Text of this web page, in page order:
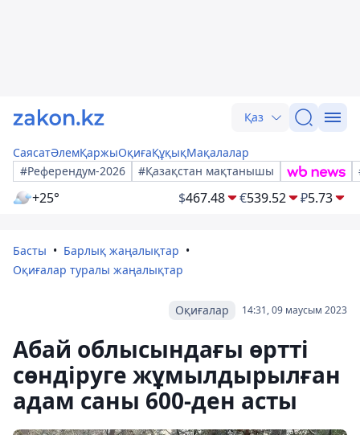
Қаз
СаясатӘлемҚаржыОқиғаҚұқықМақалалар
#Референдум-2026
#Қазақстан мақтанышы
+25° $467.48 €539.52 ₽5.73
Басты
Барлық жаңалықтар
Оқиғалар туралы жаңалықтар
14:31, 09 маусым 2023
Оқиғалар
Абай облысындағы өртті
сөндіруге жұмылдырылған
адам саны 600-ден асты